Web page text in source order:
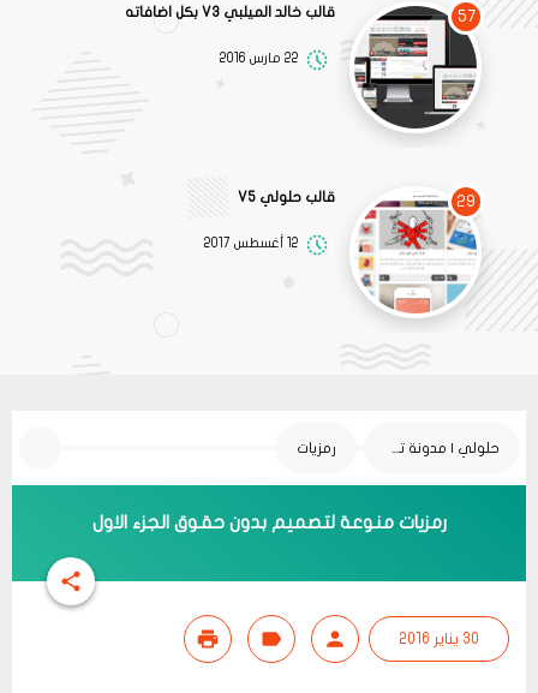
57 قالب خالد الميلبي V3 بكل اضافاته
22 مارس 2016
29 قالب حلولي V5
12 أغسطس 2017
حلولي | مدونة تقنية رمزيات
رمزيات منوعة لتصميم بدون حقوق الجزء الاول
30 يناير 2016